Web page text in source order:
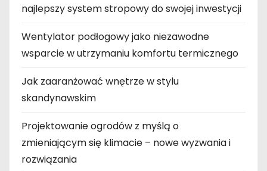
najlepszy system stropowy do swojej inwestycji
Wentylator podłogowy jako niezawodne
wsparcie w utrzymaniu komfortu termicznego
Jak zaaranżować wnętrze w stylu
skandynawskim
Projektowanie ogrodów z myślą o
zmieniającym się klimacie – nowe wyzwania i
rozwiązania